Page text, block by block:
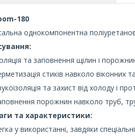
180
однокомпонентна
та заповнення щілин і
стиків навколо віконних
та захист від холоду і
порожнин навколо труб,
та характеристики:
у використанні, завдяки